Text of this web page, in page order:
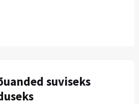
suviseks